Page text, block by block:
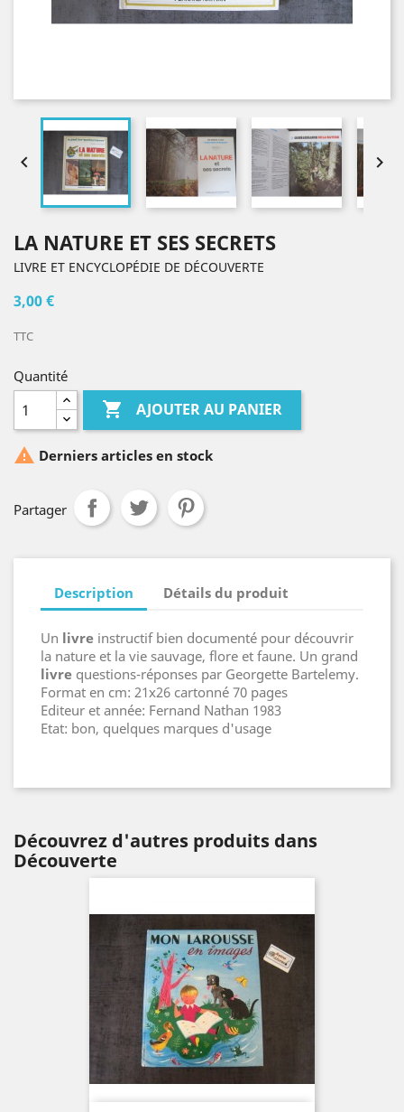
 
LA NATURE ET SES SECRETS
LIVRE ET ENCYCLOPÉDIE DE DÉCOUVERTE
3,00 €
TTC
Quantité
 AJOUTER AU PANIER
 Derniers articles en stock
Partager
Description Détails du produit
Un livre instructif bien documenté pour découvrir
la nature et la vie sauvage, flore et faune. Un grand
livre questions-réponses par Georgette Bartelemy.
Format en cm: 21x26 cartonné 70 pages
Editeur et année: Fernand Nathan 1983
Etat: bon, quelques marques d'usage
Découvrez d'autres produits dans
Découverte